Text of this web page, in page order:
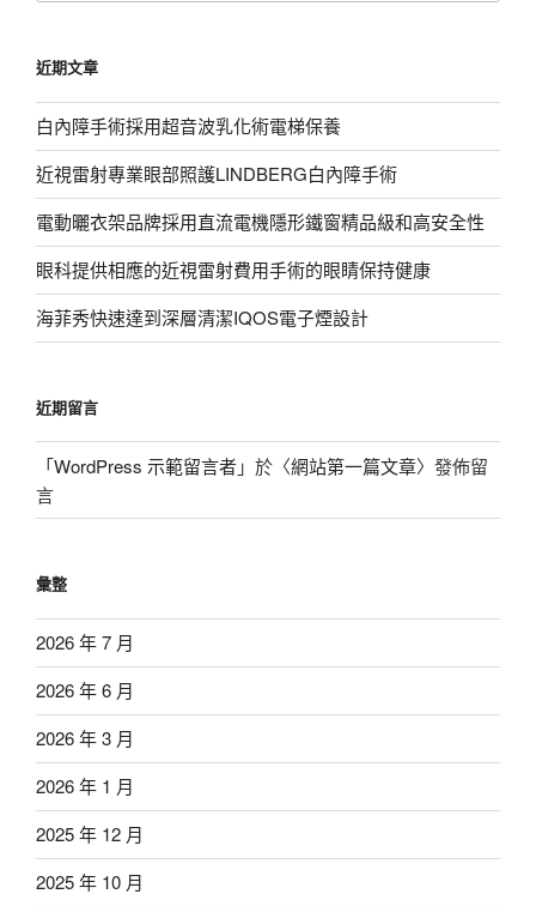
字:
近期文章
白內障手術採用超音波乳化術電梯保養
近視雷射專業眼部照護LINDBERG白內障手術
電動曬衣架品牌採用直流電機隱形鐵窗精品級和高安全性
眼科提供相應的近視雷射費用手術的眼睛保持健康
海菲秀快速達到深層清潔IQOS電子煙設計
近期留言
「WordPress 示範留言者」於〈網站第一篇文章〉發佈留
言
彙整
2026 年 7 月
2026 年 6 月
2026 年 3 月
2026 年 1 月
2025 年 12 月
2025 年 10 月